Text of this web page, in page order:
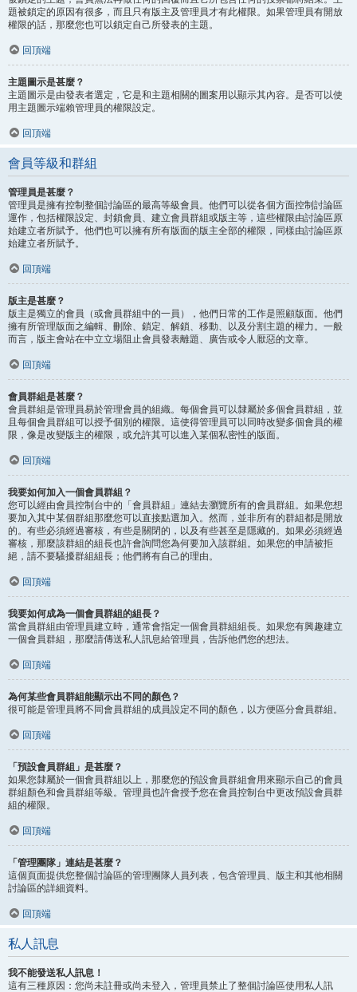
題被鎖定的原因有很多，而且只有版主及管理員才有此權限。如果管理員有開放
權限的話，那麼您也可以鎖定自己所發表的主題。
回頂端
主題圖示是甚麼？
主題圖示是由發表者選定，它是和主題相關的圖案用以顯示其內容。是否可以使
用主題圖示端賴管理員的權限設定。
回頂端
會員等級和群組
管理員是甚麼？
管理員是擁有控制整個討論區的最高等級會員。他們可以從各個方面控制討論區
運作，包括權限設定、封鎖會員、建立會員群組或版主等，這些權限由討論區原
始建立者所賦予。他們也可以擁有所有版面的版主全部的權限，同樣由討論區原
始建立者所賦予。
回頂端
版主是甚麼？
版主是獨立的會員（或會員群組中的一員），他們日常的工作是照顧版面。他們
擁有所管理版面之編輯、刪除、鎖定、解鎖、移動、以及分割主題的權力。一般
而言，版主會站在中立立場阻止會員發表離題、廣告或令人厭惡的文章。
回頂端
會員群組是甚麼？
會員群組是管理員易於管理會員的組織。每個會員可以隸屬於多個會員群組，並
且每個會員群組可以授予個別的權限。這使得管理員可以同時改變多個會員的權
限，像是改變版主的權限，或允許其可以進入某個私密性的版面。
回頂端
我要如何加入一個會員群組？
您可以經由會員控制台中的「會員群組」連結去瀏覽所有的會員群組。如果您想
要加入其中某個群組那麼您可以直接點選加入。然而，並非所有的群組都是開放
的。有些必須經過審核，有些是關閉的，以及有些甚至是隱藏的。如果必須經過
審核，那麼該群組的組長也許會詢問您為何要加入該群組。如果您的申請被拒
絕，請不要騷擾群組組長；他們將有自己的理由。
回頂端
我要如何成為一個會員群組的組長？
當會員群組由管理員建立時，通常會指定一個會員群組組長。如果您有興趣建立
一個會員群組，那麼請傳送私人訊息給管理員，告訴他們您的想法。
回頂端
為何某些會員群組能顯示出不同的顏色？
很可能是管理員將不同會員群組的成員設定不同的顏色，以方便區分會員群組。
回頂端
「預設會員群組」是甚麼？
如果您隸屬於一個會員群組以上，那麼您的預設會員群組會用來顯示自己的會員
群組顏色和會員群組等級。管理員也許會授予您在會員控制台中更改預設會員群
組的權限。
回頂端
「管理團隊」連結是甚麼？
這個頁面提供您整個討論區的管理團隊人員列表，包含管理員、版主和其他相關
討論區的詳細資料。
回頂端
私人訊息
我不能發送私人訊息！
這有三種原因：您尚未註冊或尚未登入，管理員禁止了整個討論區使用私人訊